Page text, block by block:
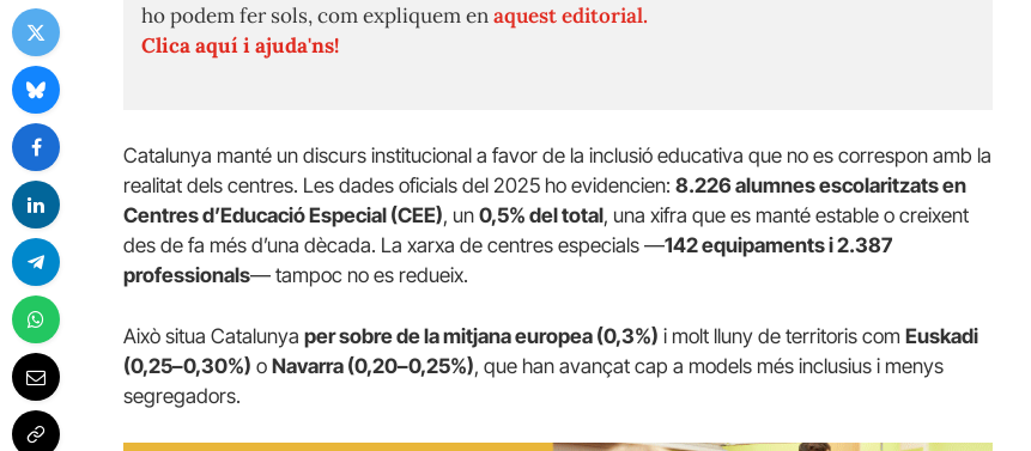
ho podem fer sols, com expliquem enaquest editorial.
Clica aquí i ajuda'ns!
Catalunya manté un discurs institucional a favor de la inclusió educativa que no es correspon amb la
realitat dels centres. Les dades oficials del 2025 ho evidencien: 8.226 alumnes escolaritzats en
Centres d’Educació Especial (CEE), un 0,5% del total, una xifra que es manté estable o creixent
des de fa més d’una dècada. La xarxa de centres especials —142 equipaments i 2.387
professionals— tampoc no es redueix.
Això situa Catalunya per sobre de la mitjana europea (0,3%) i molt lluny de territoris com Euskadi
(0,25–0,30%) o Navarra (0,20–0,25%), que han avançat cap a models més inclusius i menys
segregadors.